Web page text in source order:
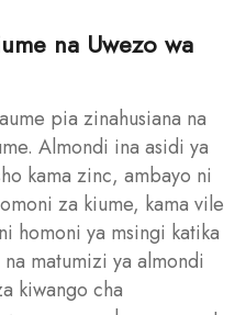
na Uwezo wa
pia zinahusiana na
Almondi ina asidi ya
kama zinc, ambayo ni
za kiume, kama vile
homoni ya msingi katika
matumizi ya almondi
kiwango cha